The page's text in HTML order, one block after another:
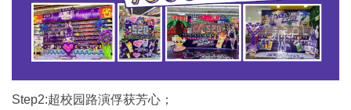
Step2:超校园路演俘获芳心；